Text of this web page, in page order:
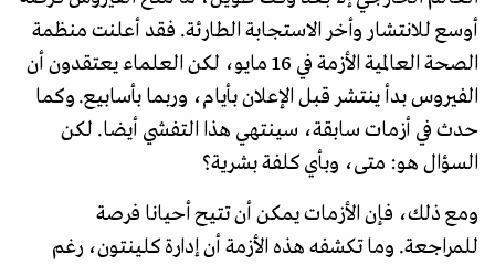
أوسع للانتشار وأخر الاستجابة الطارئة. فقد أعلنت منظمة
الصحة العالمية الأزمة في 16 مايو، لكن العلماء يعتقدون أن
الفيروس بدأ ينتشر قبل الإعلان بأيام، وربما بأسابيع. وكما
حدث في أزمات سابقة، سينتهي هذا التفشي أيضا. لكن
السؤال هو: متى، وبأي كلفة بشرية؟
ومع ذلك، فإن الأزمات يمكن أن تتيح أحيانا فرصة
للمراجعة. وما تكشفه هذه الأزمة أن إدارة كلينتون، رغم